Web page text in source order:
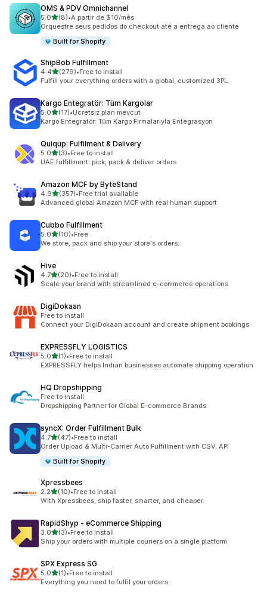
OMS & PDV Omnichannel
5.0เต็ม 5 ดาว
(8)
ทั้งหมด 8 รีวิว
•A partir de $10/mês
Orquestre seus pedidos do checkout até a entrega ao cliente
Built for Shopify
ShipBob Fulfillment
4.4เต็ม 5 ดาว
(279)
ทั้งหมด 279 รีวิว
•Free to install
Fulfill your everything orders with a global, customized 3PL.
Kargo Entegratör: Tüm Kargolar
5.0เต็ม 5 ดาว
(17)
ทั้งหมด 17 รีวิว
•Ücretsiz plan mevcut
Kargo Entegratör: Tüm Kargo Firmalarıyla Entegrasyon
Quiqup: Fulfilment & Delivery
5.0เต็ม 5 ดาว
(3)
ทั้งหมด 3 รีวิว
•Free to install
UAE fulfillment: pick, pack & deliver orders
Amazon MCF by ByteStand
4.9เต็ม 5 ดาว
(357)
ทั้งหมด 357 รีวิว
•Free trial available
Advanced global Amazon MCF with real human support
Cubbo Fulfillment
5.0เต็ม 5 ดาว
(10)
ทั้งหมด 10 รีวิว
•Free
We store, pack and ship your store's orders.
Hive
4.7เต็ม 5 ดาว
(20)
ทั้งหมด 20 รีวิว
•Free to install
Scale your brand with streamlined e-commerce operations
DigiDokaan
Free to install
Connect your DigiDokaan account and create shipment bookings.
EXPRESSFLY LOGISTICS
5.0เต็ม 5 ดาว
(1)
ทั้งหมด 1 รีวิว
•Free to install
EXPRESSFLY helps Indian businesses automate shipping operation
HQ Dropshipping
Free to install
Dropshipping Partner for Global E-commerce Brands
syncX: Order Fulfillment Bulk
4.7เต็ม 5 ดาว
(47)
ทั้งหมด 47 รีวิว
•Free to install
Order Upload & Multi-Carrier Auto Fulfillment with CSV, API
Built for Shopify
Xpressbees
2.2เต็ม 5 ดาว
(10)
ทั้งหมด 10 รีวิว
•Free to install
With Xpressbees, ship faster, smarter, and cheaper.
RapidShyp ‑ eCommerce Shipping
3.0เต็ม 5 ดาว
(3)
ทั้งหมด 3 รีวิว
•Free to install
Ship your orders with multiple couriers on a single platform
SPX Express SG
5.0เต็ม 5 ดาว
(1)
ทั้งหมด 1 รีวิว
•Free to install
Everything you need to fulfil your orders.